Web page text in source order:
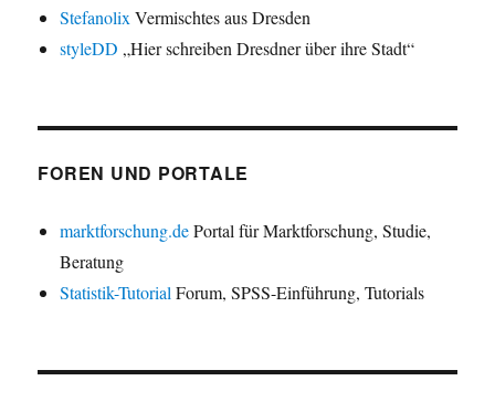
StefanolixVermischtes aus Dresden
styleDD „Hier schreiben Dresdner über ihre Stadt“
FOREN UND PORTALE
marktforschung.dePortal für Marktforschung, Studie,
Beratung
Statistik-TutorialForum, SPSS-Einführung, Tutorials